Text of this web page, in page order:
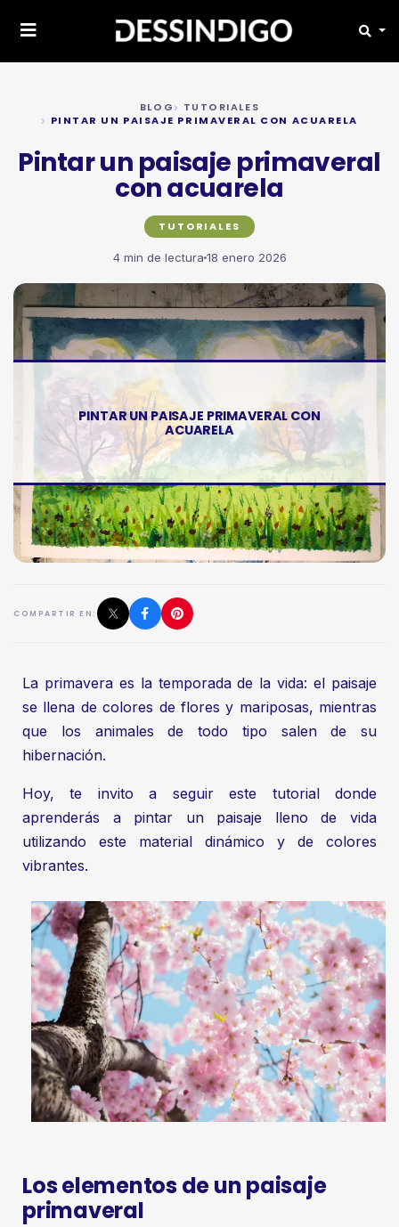
BLOG
TUTORIALES
PINTAR UN PAISAJE PRIMAVERAL CON ACUARELA
Pintar un paisaje primaveral
con acuarela
TUTORIALES
4 min de lectura 18 enero 2026
PINTAR UN PAISAJE PRIMAVERAL CON
ACUARELA
COMPARTIR EN:
La primavera es la temporada de la vida: el paisaje
se llena de colores de flores y mariposas, mientras
que los animales de todo tipo salen de su
hibernación.
Hoy, te invito a seguir este tutorial donde
aprenderás a pintar un paisaje lleno de vida
utilizando este material dinámico y de colores
vibrantes.
Los elementos de un paisaje
primaveral